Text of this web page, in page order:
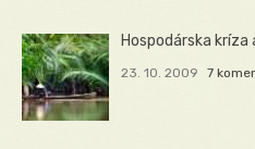
Hospodárska
23. 10. 2009 7